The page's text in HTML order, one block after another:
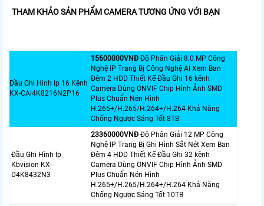
THAM KHẢO SẢN PHẨM CAMERA TƯƠNG ỨNG VỚI BẠN
Đầu Ghi Hình Ip 16 Kênh
KX-CAi4K8216N2P16
15600000VNÐ Độ Phân Giải 8.0 MP Công
Nghệ IP Trang Bị Công Nghệ AI Xem Ban
Đêm 2 HDD Thiết Kế Đầu Ghi 16 kênh
Camera Dùng ONVIF Chip Hình Ảnh SMD
Plus Chuẩn Nén Hình
H.265+/H.265/H.264+/H.264 Khả Năng
Chống Ngược Sáng Tốt 8TB
Đầu Ghi Hình Ip
Kbvision KX-
D4K8432N3
23360000VNÐ Độ Phân Giải 12 MP Công
Nghệ IP Trang Bị Ghi Hình Sắt Nét Xem Ban
Đêm 4 HDD Thiết Kế Đầu Ghi 32 kênh
Camera Dùng ONVIF Chip Hình Ảnh SMD
Plus Chuẩn Nén Hình
H.265+/H.265/H.264+/H.264 Khả Năng
Chống Ngược Sáng Tốt 10TB